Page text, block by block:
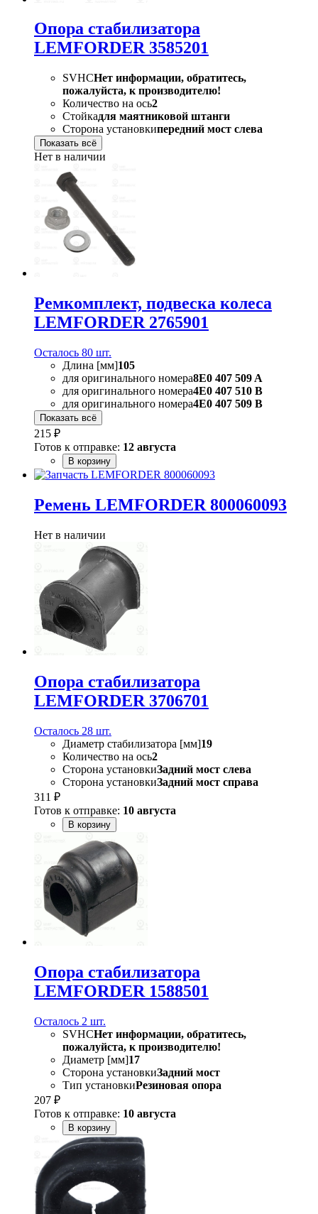
Опора стабилизатора
LEMFORDER 3585201
SVHCНет информации, обратитесь,
пожалуйста, к производителю!
Количество на ось2
Стойкадля маятниковой штанги
Сторона установкипередний мост слева
Показать всё
Нет в наличии
Ремкомплект, подвеска колеса
LEMFORDER 2765901
Осталось 80 шт.
Длина [мм]105
для оригинального номера8E0 407 509 A
для оригинального номера4E0 407 510 B
для оригинального номера4E0 407 509 B
Показать всё
215 ₽
Готов к отправке: 12 августа
В корзину
Ремень LEMFORDER 800060093
Нет в наличии
Опора стабилизатора
LEMFORDER 3706701
Осталось 28 шт.
Диаметр стабилизатора [мм]19
Количество на ось2
Сторона установкиЗадний мост слева
Сторона установкиЗадний мост справа
311 ₽
Готов к отправке: 10 августа
В корзину
Опора стабилизатора
LEMFORDER 1588501
Осталось 2 шт.
SVHCНет информации, обратитесь,
пожалуйста, к производителю!
Диаметр [мм]17
Сторона установкиЗадний мост
Тип установкиРезиновая опора
207 ₽
Готов к отправке: 10 августа
В корзину